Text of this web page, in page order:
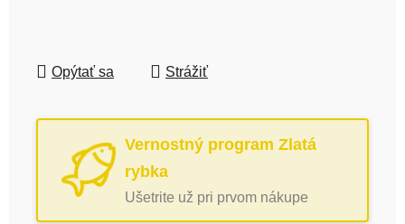
Opýtať sa Strážiť
Vernostný program Zlatá
rybka
Ušetrite už pri prvom nákupe